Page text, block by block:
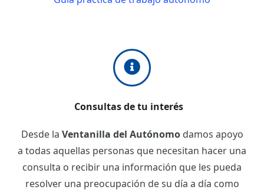
Consultas de tu interés
Desde la Ventanilla del Autónomodamos apoyo
a todas aquellas personas que necesitan hacer una
consulta o recibir una información que les pueda
resolver una preocupación de su día a día como